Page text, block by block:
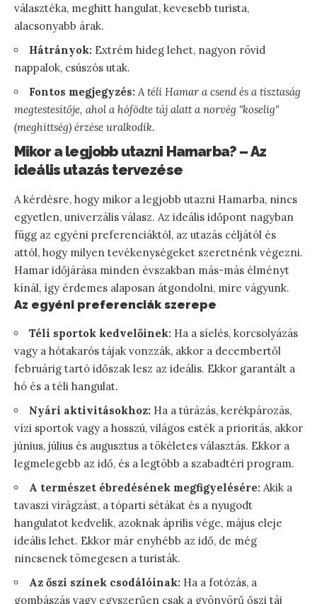
választéka, meghitt hangulat, kevesebb turista,
alacsonyabb árak.
Hátrányok: Extrém hideg lehet, nagyon rövid
nappalok, csúszós utak.
Fontos megjegyzés: A téli Hamar a csend és a tisztaság
megtestesítője, ahol a hófödte táj alatt a norvég "koselig"
(meghittség) érzése uralkodik.
Mikor a legjobb utazni Hamarba? – Az
ideális utazás tervezése
A kérdésre, hogy mikor a legjobb utazni Hamarba, nincs
egyetlen, univerzális válasz. Az ideális időpont nagyban
függ az egyéni preferenciáktól, az utazás céljától és
attól, hogy milyen tevékenységeket szeretnénk végezni.
Hamar időjárása minden évszakban más-más élményt
kínál, így érdemes alaposan átgondolni, mire vágyunk.
Az egyéni preferenciák szerepe
Téli sportok kedvelőinek: Ha a síelés, korcsolyázás
vagy a hótakarós tájak vonzzák, akkor a decembertől
februárig tartó időszak lesz az ideális. Ekkor garantált a
hó és a téli hangulat.
Nyári aktivitásokhoz: Ha a túrázás, kerékpározás,
vízi sportok vagy a hosszú, világos esték a prioritás, akkor
június, július és augusztus a tökéletes választás. Ekkor a
legmelegebb az idő, és a legtöbb a szabadtéri program.
A természet ébredésének megfigyelésére: Akik a
tavaszi virágzást, a tóparti sétákat és a nyugodt
hangulatot kedvelik, azoknak április vége, május eleje
ideális lehet. Ekkor már enyhébb az idő, de még
nincsenek tömegesen a turisták.
Az őszi színek csodálóinak: Ha a fotózás, a
gombászás vagy egyszerűen csak a gyönyörű őszi táj